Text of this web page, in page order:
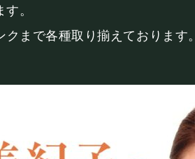
。
まで各種取り揃えております。